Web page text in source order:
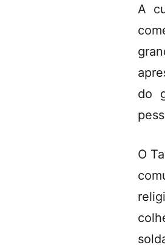
A
do
O